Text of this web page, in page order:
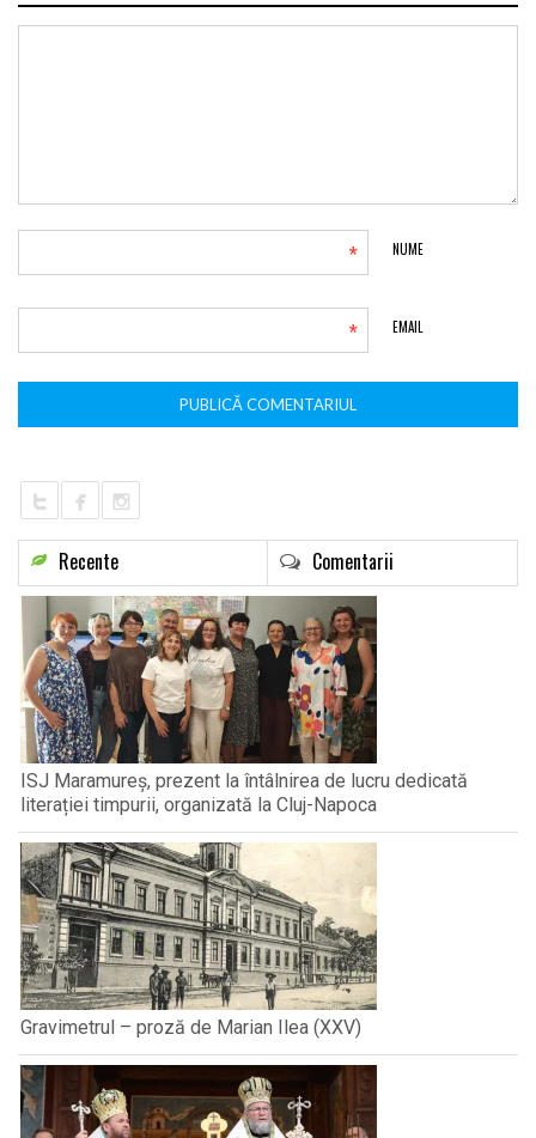
NUME
*
EMAIL
*
Recente Comentarii
ISJ Maramureș, prezent la întâlnirea de lucru dedicată
literației timpurii, organizată la Cluj-Napoca
Gravimetrul – proză de Marian Ilea (XXV)